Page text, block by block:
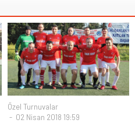
Özel Turnuvalar
02 Nisan 2018 19:59